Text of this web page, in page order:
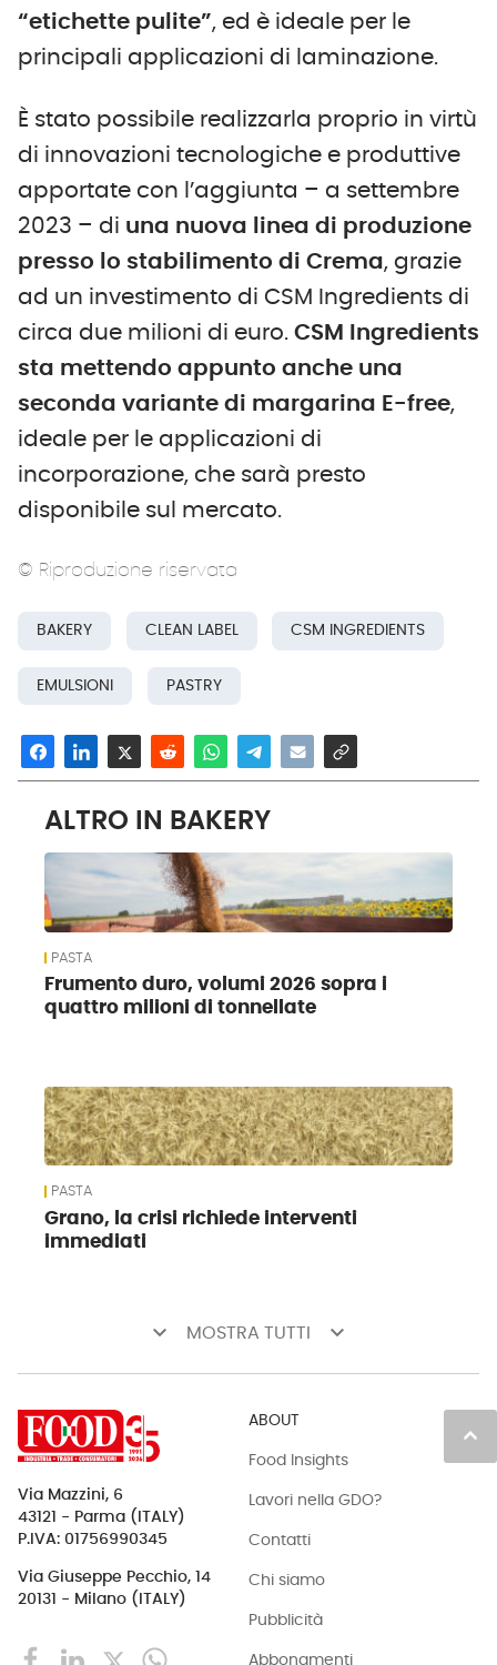
“etichette pulite”, ed è ideale per le
principali applicazioni di laminazione.
È stato possibile realizzarla proprio in virtù
di innovazioni tecnologiche e produttive
apportate con l’aggiunta – a settembre
2023 – di una nuova linea di produzione
presso lo stabilimento di Crema, grazie
ad un investimento di CSM Ingredients di
circa due milioni di euro. CSM Ingredients
sta mettendo appunto anche una
seconda variante di margarina E-free,
ideale per le applicazioni di
incorporazione, che sarà presto
disponibile sul mercato.
© Riproduzione riservata
BAKERY CLEAN LABEL CSM INGREDIENTS
EMULSIONI PASTRY
ALTRO IN BAKERY
PASTA
Frumento duro, volumi 2026 sopra i
quattro milioni di tonnellate
PASTA
Grano, la crisi richiede interventi
immediati
keyboard_arrow_down MOSTRA TUTTI keyboard_arrow_down
keyboard_arrow_up
Via Mazzini, 6
43121 - Parma (ITALY)
P.IVA: 01756990345
Via Giuseppe Pecchio, 14
20131 - Milano (ITALY)
ABOUT
Food Insights
Lavori nella GDO?
Contatti
Chi siamo
Pubblicità
Abbonamenti